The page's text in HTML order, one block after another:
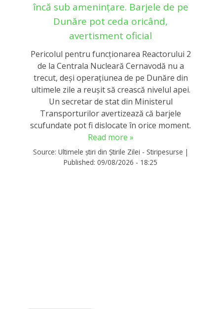
încă sub amenințare. Barjele de pe
Dunăre pot ceda oricând,
avertisment oficial
Pericolul pentru funcționarea Reactorului 2
de la Centrala Nucleară Cernavodă nu a
trecut, deși operațiunea de pe Dunăre din
ultimele zile a reușit să crească nivelul apei.
Un secretar de stat din Ministerul
Transporturilor avertizează că barjele
scufundate pot fi dislocate în orice moment.
Read more »
Source: Ultimele știri din Știrile Zilei - Stiripesurse |
Published: 09/08/2026 - 18:25